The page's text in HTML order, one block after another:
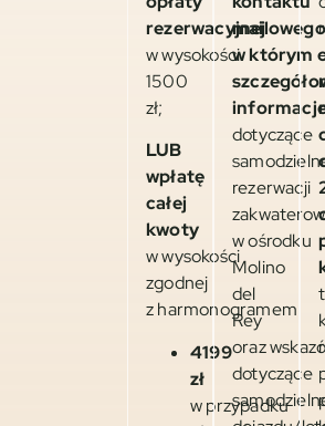
rezerwacyjnej
w wysokości
1500
zł;
LUB
wpłatę
całej
kwoty
w wysokości
zgodnej
z harmonogramem:
4199
zł
w przypadku
w którym
dotyczące
rezerwacji
w ośrodku
Molino
del
Rey
oraz
dotyczące